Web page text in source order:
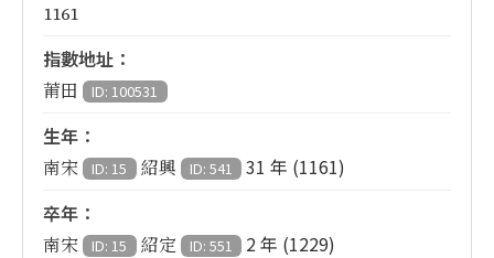
1161
指數地址：
莆田 ID: 100531
生年：
南宋 ID: 15 紹興 ID: 541
31 年 (1161)
卒年：
南宋 ID: 15 紹定 ID: 551
2 年 (1229)